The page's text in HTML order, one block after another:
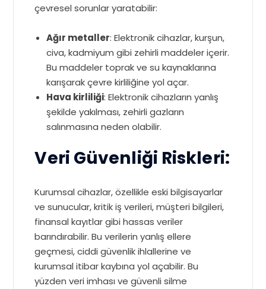
çevresel sorunlar yaratabilir:
Ağır metaller: Elektronik cihazlar, kurşun,
civa, kadmiyum gibi zehirli maddeler içerir.
Bu maddeler toprak ve su kaynaklarına
karışarak çevre kirliliğine yol açar.
Hava kirliliği: Elektronik cihazların yanlış
şekilde yakılması, zehirli gazların
salınmasına neden olabilir.
Veri Güvenliği Riskleri:
Kurumsal cihazlar, özellikle eski bilgisayarlar
ve sunucular, kritik iş verileri, müşteri bilgileri,
finansal kayıtlar gibi hassas veriler
barındırabilir. Bu verilerin yanlış ellere
geçmesi, ciddi güvenlik ihlallerine ve
kurumsal itibar kaybına yol açabilir. Bu
yüzden veri imhası ve güvenli silme